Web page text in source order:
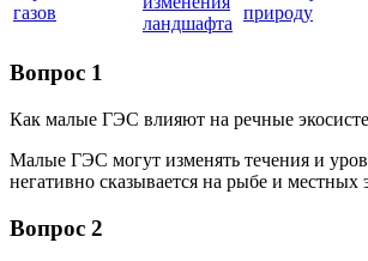
газов
ландшафта
природу
Вопрос 1
Как малые ГЭС влияют на речные
Малые ГЭС могут изменять течения и
негативно сказывается на рыбе и местных
Вопрос 2